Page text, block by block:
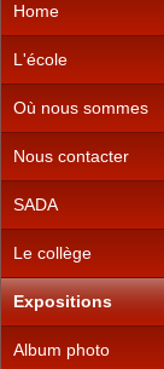
Home
L'école
Où nous sommes
Nous contacter
SADA
Le collège
Expositions
Album photo